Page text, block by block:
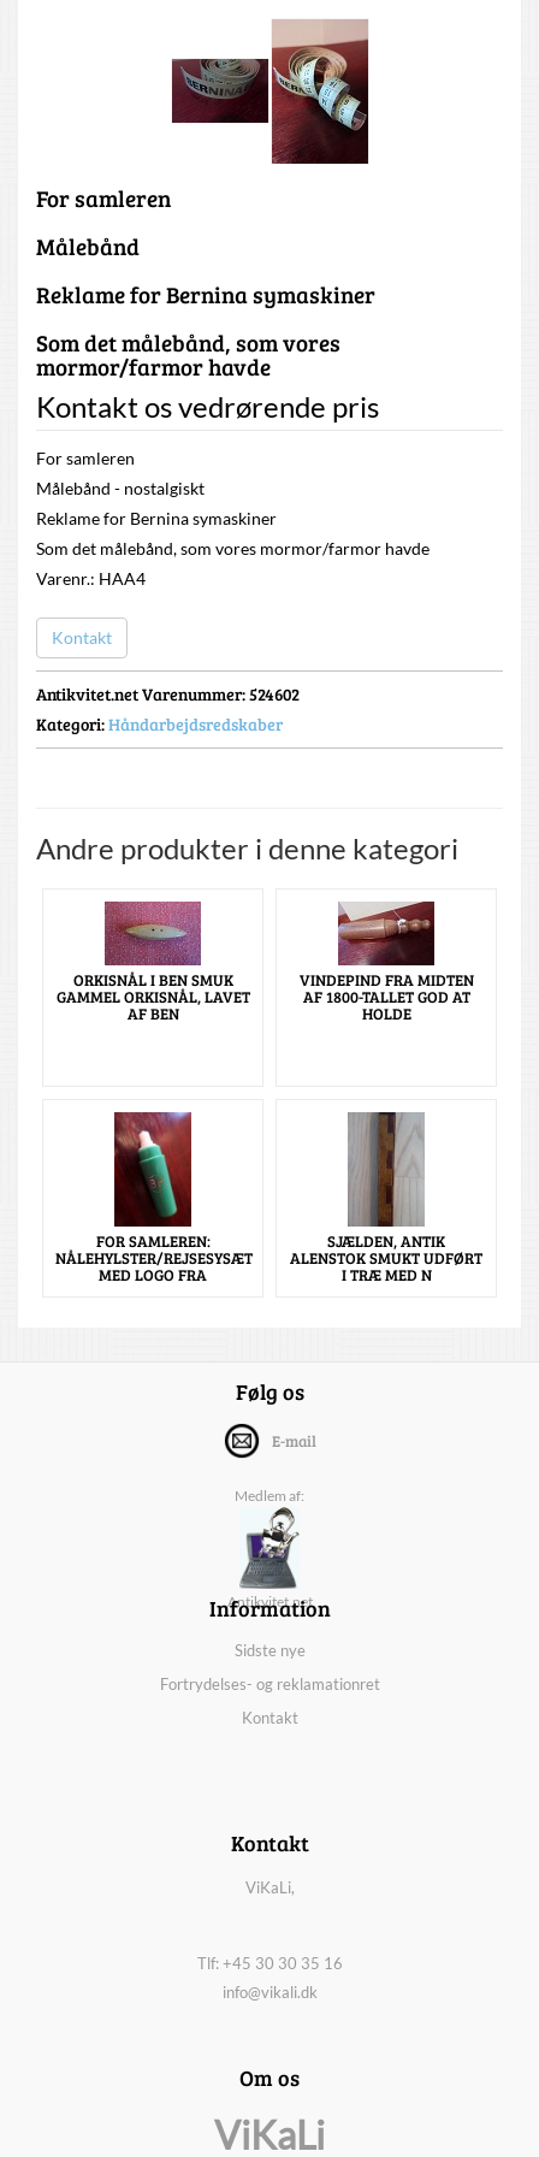
For samleren
Målebånd
Reklame for Bernina symaskiner
Som det målebånd, som vores
mormor/farmor havde
Kontakt os vedrørende pris
For samleren
Målebånd - nostalgiskt
Reklame for Bernina symaskiner
Som det målebånd, som vores mormor/farmor havde
Varenr.: HAA4
Kontakt
Antikvitet.net Varenummer: 524602
Kategori:Håndarbejdsredskaber
Andre produkter i denne kategori
ORKISNÅL I BEN SMUK
GAMMEL ORKISNÅL, LAVET
AF BEN
VINDEPIND FRA MIDTEN
AF 1800-TALLET GOD AT
HOLDE
FOR SAMLEREN:
NÅLEHYLSTER/REJSESYSÆT
MED LOGO FRA
SJÆLDEN, ANTIK
ALENSTOK SMUKT UDFØRT
I TRÆ MED N
Følg os
E-mail
Medlem af:
Antikvitet.net
Information
Sidste nye
Fortrydelses- og reklamationret
Kontakt
Kontakt
ViKaLi,
Tlf: +45 30 30 35 16
info@vikali.dk
Om os
ViKaLi